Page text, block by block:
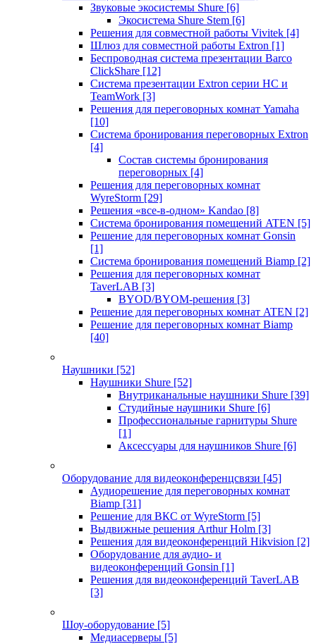
Звуковые экосистемы Shure [6]
Экосистема Shure Stem [6]
Решения для совместной работы Vivitek [4]
Шлюз для совместной работы Extron [1]
Беспроводная система презентации Barco
ClickShare [12]
Система презентации Extron серии HC и
TeamWork [3]
Решения для переговорных комнат Yamaha
[10]
Система бронирования переговорных Extron
[4]
Состав системы бронирования
переговорных [4]
Решения для переговорных комнат
WyreStorm [29]
Решения «все-в-одном» Kandao [8]
Система бронирования помещений ATEN [5]
Решение для переговорных комнат Gonsin
[1]
Система бронирования помещений Biamp [2]
Решения для переговорных комнат
TaverLAB [3]
BYOD/BYOM-решения [3]
Решение для переговорных комнат ATEN [2]
Решение для переговорных комнат Biamp
[40]
Наушники [52]
Наушники Shure [52]
Внутриканальные наушники Shure [39]
Студийные наушники Shure [6]
Профессиональные гарнитуры Shure
[1]
Аксессуары для наушников Shure [6]
Оборудование для видеоконференцсвязи [45]
Аудиорешение для переговорных комнат
Biamp [31]
Решение для ВКС от WyreStorm [5]
Выдвижные решения Arthur Holm [3]
Решения для видеоконференций Hikvision [2]
Оборудование для аудио- и
видеоконференций Gonsin [1]
Решения для видеоконференций TaverLAB
[3]
Шоу-оборудование [5]
Медиасерверы [5]